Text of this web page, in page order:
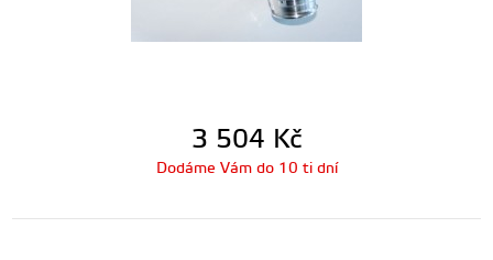
3 504 Kč
Dodáme Vám do 10 ti dní